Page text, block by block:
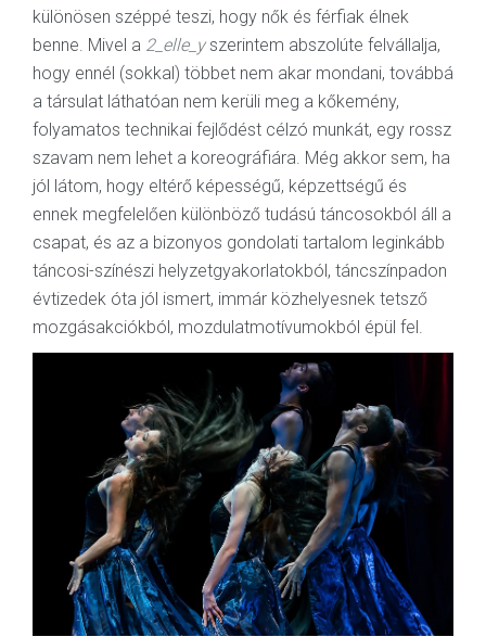
különösen széppé teszi, hogy nők és férfiak élnek
benne. Mivel a 2_elle_yszerintem abszolúte felvállalja,
hogy ennél (sokkal) többet nem akar mondani, továbbá
a társulat láthatóan nem kerüli meg a kőkemény,
folyamatos technikai fejlődést célzó munkát, egy rossz
szavam nem lehet a koreográfiára. Még akkor sem, ha
jól látom, hogy eltérő képességű, képzettségű és
ennek megfelelően különböző tudású táncosokból áll a
csapat, és az a bizonyos gondolati tartalom leginkább
táncosi-színészi helyzetgyakorlatokból, táncszínpadon
évtizedek óta jól ismert, immár közhelyesnek tetsző
mozgásakciókból, mozdulatmotívumokból épül fel.